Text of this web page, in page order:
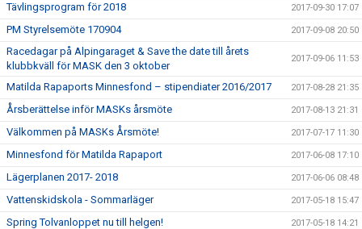
Tävlingsprogram för 2018 2017-09-30 17:07
PM Styrelsemöte 170904 2017-09-08 20:50
Racedagar på Alpingaraget & Save the date till årets
klubbkväll för MASK den 3 oktober
2017-09-06 11:53
Matilda Rapaports Minnesfond – stipendiater 2016/2017 2017-08-28 21:35
Årsberättelse inför MASKs årsmöte 2017-08-13 21:31
Välkommen på MASKs Årsmöte! 2017-07-17 11:30
Minnesfond för Matilda Rapaport 2017-06-08 17:10
Lägerplanen 2017- 2018 2017-06-06 08:48
Vattenskidskola - Sommarläger 2017-05-18 15:47
Spring Tolvanloppet nu till helgen! 2017-05-18 14:21